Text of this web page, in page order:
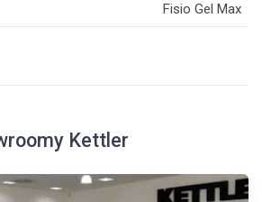
Fisio Gel Max
Kettler